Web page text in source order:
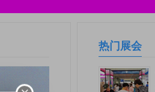
热门展会